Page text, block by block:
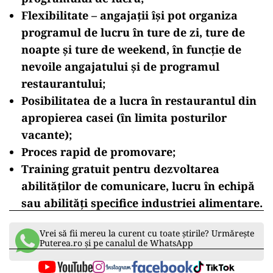
McDonald’s nu oferă doar salarii competitive, ci
și un set generos de beneficii care să motiveze
angajații și să le asigure un mediu de lucru
plăcut. Printre acestea se numără:
Abonament medical și acces la
telemedicină;
21 de zile de concediu de odihnă si zile
libere pentru evenimentele speciale;
50% reducere la diverse produse în timpul
programului de lucru;
Flexibilitate – angajații își pot organiza
programul de lucru în ture de zi, ture de
noapte și ture de weekend, în funcție de
nevoile angajatului și de programul
restaurantului;